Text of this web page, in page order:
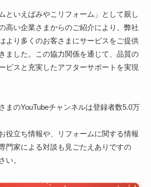
といえばみやこリフォーム」として親し
高い企業さまからのご紹介により、弊社
より多くのお客さまにサービスをご提供
ました。この協力関係を通じて、品質の
ビスと充実したアフターサポートを実現
まのYouTubeチャンネルは登録者数5.0万
役立ち情報や、リフォームに関する情報
門家による対談も見ごたえありですの
い。